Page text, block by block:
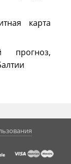
карта
прогноз,